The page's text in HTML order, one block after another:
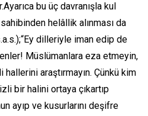
bu üç davranışla kul
helâllik alınması da
dilleriyle iman edip de
Müslümanlara eza etmeyin,
hallerini araştırmayın. Çünkü kim
bir halini ortaya çıkartıp
ayıp ve kusurlarını deşifre